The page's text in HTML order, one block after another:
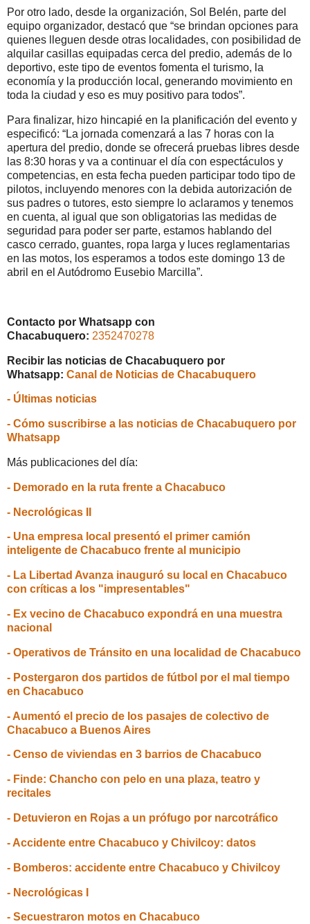
Por otro lado, desde la organización, Sol Belén, parte del
equipo organizador, destacó que “se brindan opciones para
quienes lleguen desde otras localidades, con posibilidad de
alquilar casillas equipadas cerca del predio, además de lo
deportivo, este tipo de eventos fomenta el turismo, la
economía y la producción local, generando movimiento en
toda la ciudad y eso es muy positivo para todos”.
Para finalizar, hizo hincapié en la planificación del evento y
especificó: “La jornada comenzará a las 7 horas con la
apertura del predio, donde se ofrecerá pruebas libres desde
las 8:30 horas y va a continuar el día con espectáculos y
competencias, en esta fecha pueden participar todo tipo de
pilotos, incluyendo menores con la debida autorización de
sus padres o tutores, esto siempre lo aclaramos y tenemos
en cuenta, al igual que son obligatorias las medidas de
seguridad para poder ser parte, estamos hablando del
casco cerrado, guantes, ropa larga y luces reglamentarias
en las motos, los esperamos a todos este domingo 13 de
abril en el Autódromo Eusebio Marcilla”.
Contacto por Whatsapp con
Chacabuquero: 2352470278
Recibir las noticias de Chacabuquero por
Whatsapp: Canal de Noticias de Chacabuquero
- Últimas noticias
- Cómo suscribirse a las noticias de Chacabuquero por
Whatsapp
Más publicaciones del día:
- Demorado en la ruta frente a Chacabuco
- Necrológicas II
- Una empresa local presentó el primer camión
inteligente de Chacabuco frente al municipio
- La Libertad Avanza inauguró su local en Chacabuco
con críticas a los "impresentables"
- Ex vecino de Chacabuco expondrá en una muestra
nacional
- Operativos de Tránsito en una localidad de Chacabuco
- Postergaron dos partidos de fútbol por el mal tiempo
en Chacabuco
- Aumentó el precio de los pasajes de colectivo de
Chacabuco a Buenos Aires
- Censo de viviendas en 3 barrios de Chacabuco
- Finde: Chancho con pelo en una plaza, teatro y
recitales
- Detuvieron en Rojas a un prófugo por narcotráfico
- Accidente entre Chacabuco y Chivilcoy: datos
- Bomberos: accidente entre Chacabuco y Chivilcoy
- Necrológicas I
- Secuestraron motos en Chacabuco